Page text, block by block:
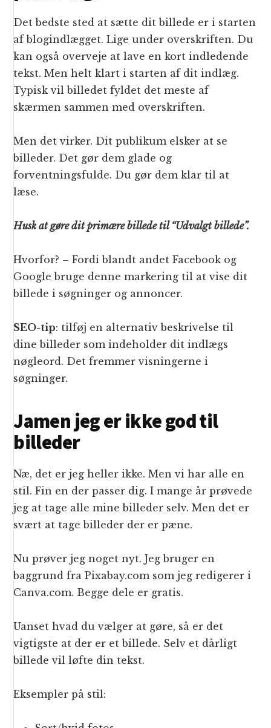
Det bedste sted at sætte dit billede er i starten
af blogindlægget. Lige under overskriften. Du
kan også overveje at lave en kort indledende
tekst. Men helt klart i starten af dit indlæg.
Typisk vil billedet fyldet det meste af
skærmen sammen med overskriften.
Men det virker. Dit publikum elsker at se
billeder. Det gør dem glade og
forventningsfulde. Du gør dem klar til at
læse.
Husk at gøre dit primære billede til “Udvalgt billede”.
Hvorfor? – Fordi blandt andet Facebook og
Google bruge denne markering til at vise dit
billede i søgninger og annoncer.
SEO-tip: tilføj en alternativ beskrivelse til
dine billeder som indeholder dit indlægs
nøgleord. Det fremmer visningerne i
søgninger.
Jamen jeg er ikke god til
billeder
Næ, det er jeg heller ikke. Men vi har alle en
stil. Fin en der passer dig. I mange år prøvede
jeg at tage alle mine billeder selv. Men det er
svært at tage billeder der er pæne.
Nu prøver jeg noget nyt. Jeg bruger en
baggrund fra Pixabay.com som jeg redigerer i
Canva.com. Begge dele er gratis.
Uanset hvad du vælger at gøre, så er det
vigtigste at der er et billede. Selv et dårligt
billede vil løfte din tekst.
Eksempler på stil: